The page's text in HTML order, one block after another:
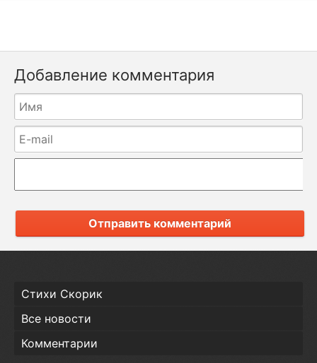
Добавление комментария
Отправить комментарий
Стихи Скорик
Все новости
Комментарии